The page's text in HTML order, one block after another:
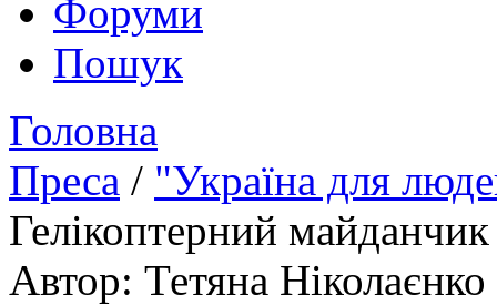
Форуми
Пошук
Головна
Преса / "Україна для
Гелікоптерний майданчик
Автор: Тетяна Ніколаєнко